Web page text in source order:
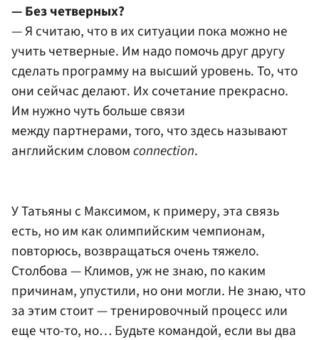
— Без четверных?
— Я считаю, что в их ситуации пока можно не
учить четверные. Им надо помочь друг другу
сделать программу на высший уровень. То, что
они сейчас делают. Их сочетание прекрасно.
Им нужно чуть больше связи
между партнерами, того, что здесь называют
английским словомconnection.
У Татьяны с Максимом, к примеру, эта связь
есть, но им как олимпийским чемпионам,
повторюсь, возвращаться очень тяжело.
Столбова — Климов, уж не знаю, по каким
причинам, упустили, но они могли. Не знаю, что
за этим стоит — тренировочный процесс или
еще что-то, но… Будьте командой, если вы два